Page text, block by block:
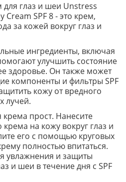
глаз и шеи Unstress
Cream SPF 8 - это крем,
за кожей вокруг глаз и
ингредиенты, включая
улучшить состояние
здоровье. Он также может
компоненты и фильтры SPF
кожу от вредного
лучей.
прост. Нанесите
на кожу вокруг глаз и
его с помощью круговых
полностью впитаться.
увлажнения и защиты
и шеи в течение дня с SPF